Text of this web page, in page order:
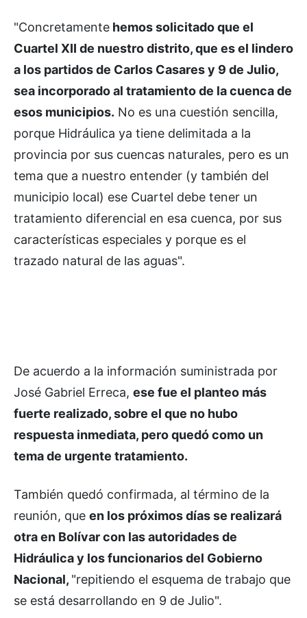
"Concretamente hemos solicitado que el
Cuartel XII de nuestro distrito, que es el lindero
a los partidos de Carlos Casares y 9 de Julio,
sea incorporado al tratamiento de la cuenca de
esos municipios. No es una cuestión sencilla,
porque Hidráulica ya tiene delimitada a la
provincia por sus cuencas naturales, pero es un
tema que a nuestro entender (y también del
municipio local) ese Cuartel debe tener un
tratamiento diferencial en esa cuenca, por sus
características especiales y porque es el
trazado natural de las aguas".
De acuerdo a la información suministrada por
José Gabriel Erreca, ese fue el planteo más
fuerte realizado, sobre el que no hubo
respuesta inmediata, pero quedó como un
tema de urgente tratamiento.
También quedó confirmada, al término de la
reunión, que en los próximos días se realizará
otra en Bolívar con las autoridades de
Hidráulica y los funcionarios del Gobierno
Nacional, "repitiendo el esquema de trabajo que
se está desarrollando en 9 de Julio".